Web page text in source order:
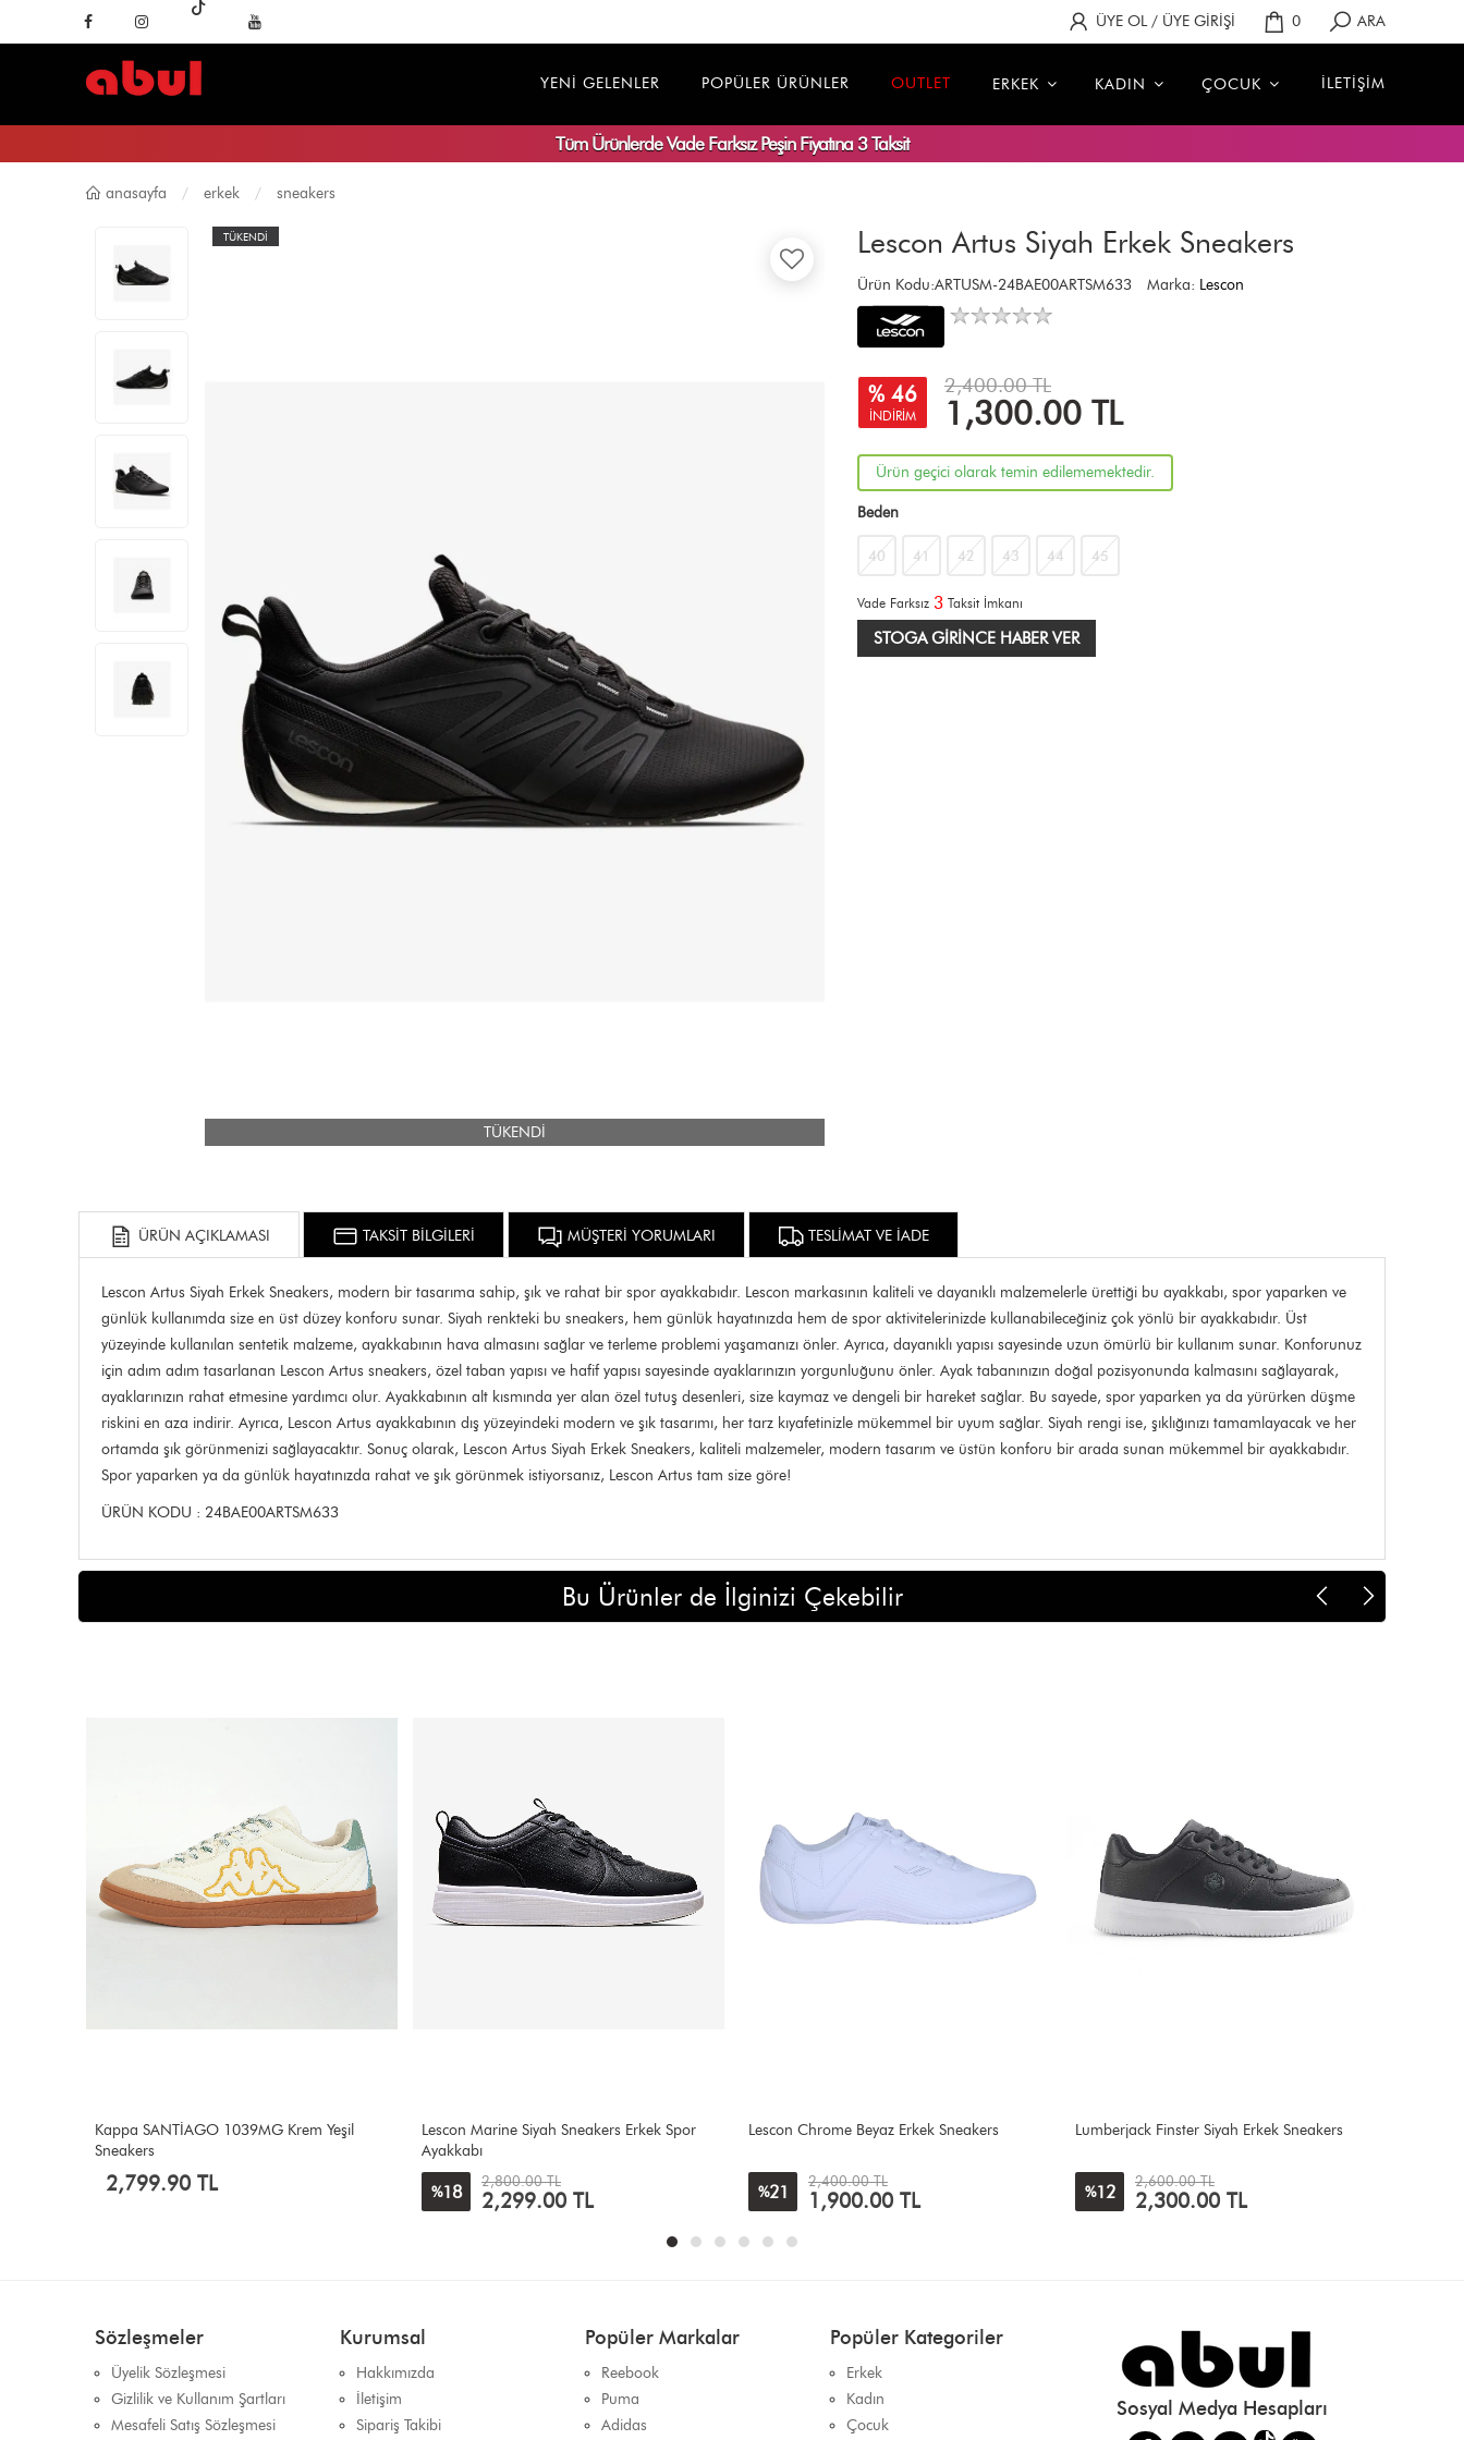
ÜYE OL / ÜYE GİRİŞİ 0 ARA
YENİ GELENLER POPÜLER ÜRÜNLER OUTLET ERKEK KADIN ÇOCUK İLETİŞİM
Tüm ÜrünlerdeVade FarksızPeşin Fiyatına 3 Taksit
anasayfa erkek sneakers
TÜKENDİ
TÜKENDİ
Lescon Artus Siyah Erkek Sneakers
Ürün Kodu:ARTUSM-24BAE00ARTSM633 Marka: Lescon
% 46
İNDİRİM
2,400.00 TL
1,300.00 TL
Ürün geçici olarak temin edilememektedir.
Beden
40 41 42 43 44 45
Vade Farksız 3 Taksit İmkanı
STOGA GIRINCE HABER VER
ÜRÜN AÇIKLAMASI TAKSİT BİLGİLERİ MÜŞTERİ YORUMLARI TESLİMAT VE İADE
Lescon Artus Siyah Erkek Sneakers, modern bir tasarıma sahip, şık ve rahat bir spor ayakkabıdır. Lescon markasının kaliteli ve dayanıklı malzemelerle ürettiği bu ayakkabı, spor yaparken ve
günlük kullanımda size en üst düzey konforu sunar. Siyah renkteki bu sneakers, hem günlük hayatınızda hem de spor aktivitelerinizde kullanabileceğiniz çok yönlü bir ayakkabıdır. Üst
yüzeyinde kullanılan sentetik malzeme, ayakkabının hava almasını sağlar ve terleme problemi yaşamanızı önler. Ayrıca, dayanıklı yapısı sayesinde uzun ömürlü bir kullanım sunar. Konforunuz
için adım adım tasarlanan Lescon Artus sneakers, özel taban yapısı ve hafif yapısı sayesinde ayaklarınızın yorgunluğunu önler. Ayak tabanınızın doğal pozisyonunda kalmasını sağlayarak,
ayaklarınızın rahat etmesine yardımcı olur. Ayakkabının alt kısmında yer alan özel tutuş desenleri, size kaymaz ve dengeli bir hareket sağlar. Bu sayede, spor yaparken ya da yürürken düşme
riskini en aza indirir. Ayrıca, Lescon Artus ayakkabının dış yüzeyindeki modern ve şık tasarımı, her tarz kıyafetinizle mükemmel bir uyum sağlar. Siyah rengi ise, şıklığınızı tamamlayacak ve her
ortamda şık görünmenizi sağlayacaktır. Sonuç olarak, Lescon Artus Siyah Erkek Sneakers, kaliteli malzemeler, modern tasarım ve üstün konforu bir arada sunan mükemmel bir ayakkabıdır.
Spor yaparken ya da günlük hayatınızda rahat ve şık görünmek istiyorsanız, Lescon Artus tam size göre!
ÜRÜN KODU : 24BAE00ARTSM633
Bu Ürünler de İlginizi Çekebilir
Lescon Marine Siyah Sneakers Erkek Spor
Ayakkabı
%18
2,800.00 TL
Lescon Chrome Beyaz Erkek Sneakers
%21
2,400.00 TL
1,900.00 TL
Lumberjack Finster Siyah Erkek Sneakers
%12
2,600.00 TL
2,300.00 TL
Lescon Smash Siyah Sneakers
2,799.00 TL
Sözleşmeler
Üyelik Sözleşmesi
Gizlilik ve Kullanım Şartları
Mesafeli Satış Sözleşmesi
Kurumsal
Hakkımızda
İletişim
Sipariş Takibi
Popüler Markalar
Reebook
Puma
Adidas
Popüler Kategoriler
Erkek
Kadın
Çocuk
Sosyal Medya Hesapları